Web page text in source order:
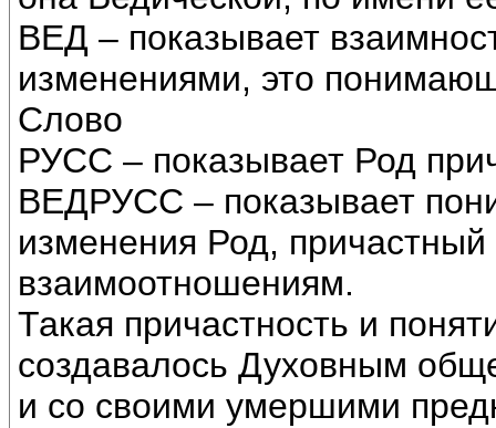
ВЕД – показывает
изменениями, это
Слово
РУСС – показывает Род
ВЕДРУСС – показывает
изменения Род,
взаимоотношениям.
Такая причастность и
создавалось Духовным
и со своими умершими